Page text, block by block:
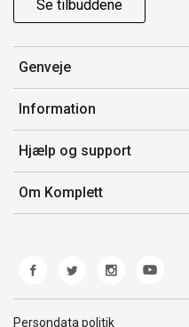
Se tilbuddene
Genveje
Min side
Ordrehistorik
Gavekort
Information
Salgsbetingelser
Mærker/producent
Fortrydelsesret
Hjælp og support
Kontakt os
Kundeservice
Fejl/Mangler
Fragt og levering
Om Komplett
Persondata politik